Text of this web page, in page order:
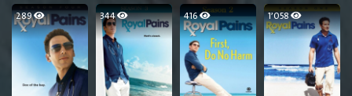
1٬058 416
344
289